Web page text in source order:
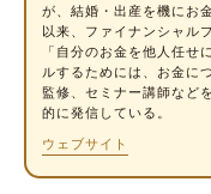
配偶者が育児
給付金を受け取
給付金の支給
ますか？
給付金はいつ
が、結婚・出産を機にお
以来、ファイナンシャル
「自分のお金を他人任せ
ルするためには、お金に
監修、セミナー講師など
的に発信している。
ウェブサイト